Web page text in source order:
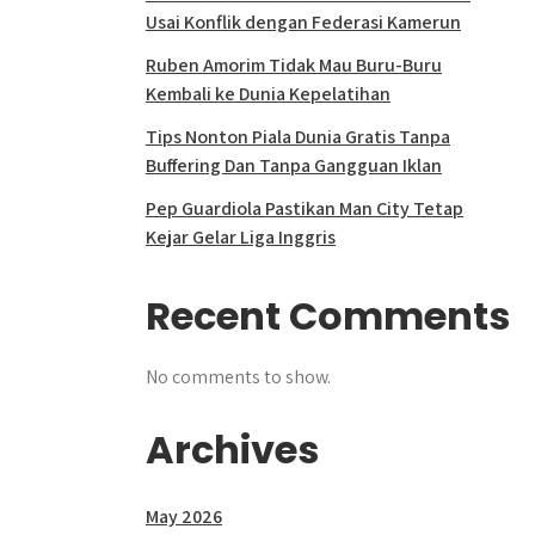
Usai Konflik dengan Federasi Kamerun
Ruben Amorim Tidak Mau Buru-Buru
Kembali ke Dunia Kepelatihan
Tips Nonton Piala Dunia Gratis Tanpa
Buffering Dan Tanpa Gangguan Iklan
Pep Guardiola Pastikan Man City Tetap
Kejar Gelar Liga Inggris
Recent Comments
No comments to show.
Archives
May 2026